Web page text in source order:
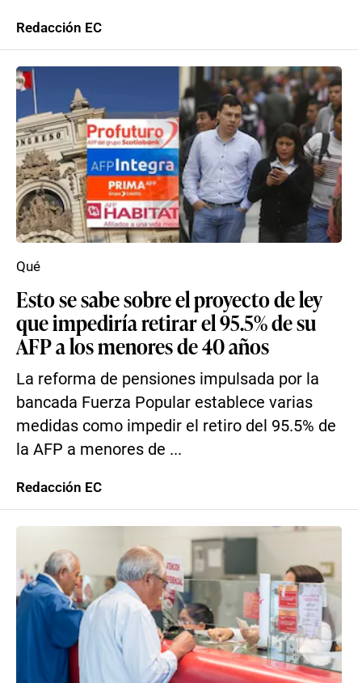
Redacción EC
Esto se sabe sobre el proyecto de ley
que impediría retirar el 95.5% de su
AFP a los menores de 40 años
La reforma de pensiones impulsada por la
bancada Fuerza Popular establece varias
medidas como impedir el retiro del 95.5% de
la AFP a menores de ...
Qué
Redacción EC